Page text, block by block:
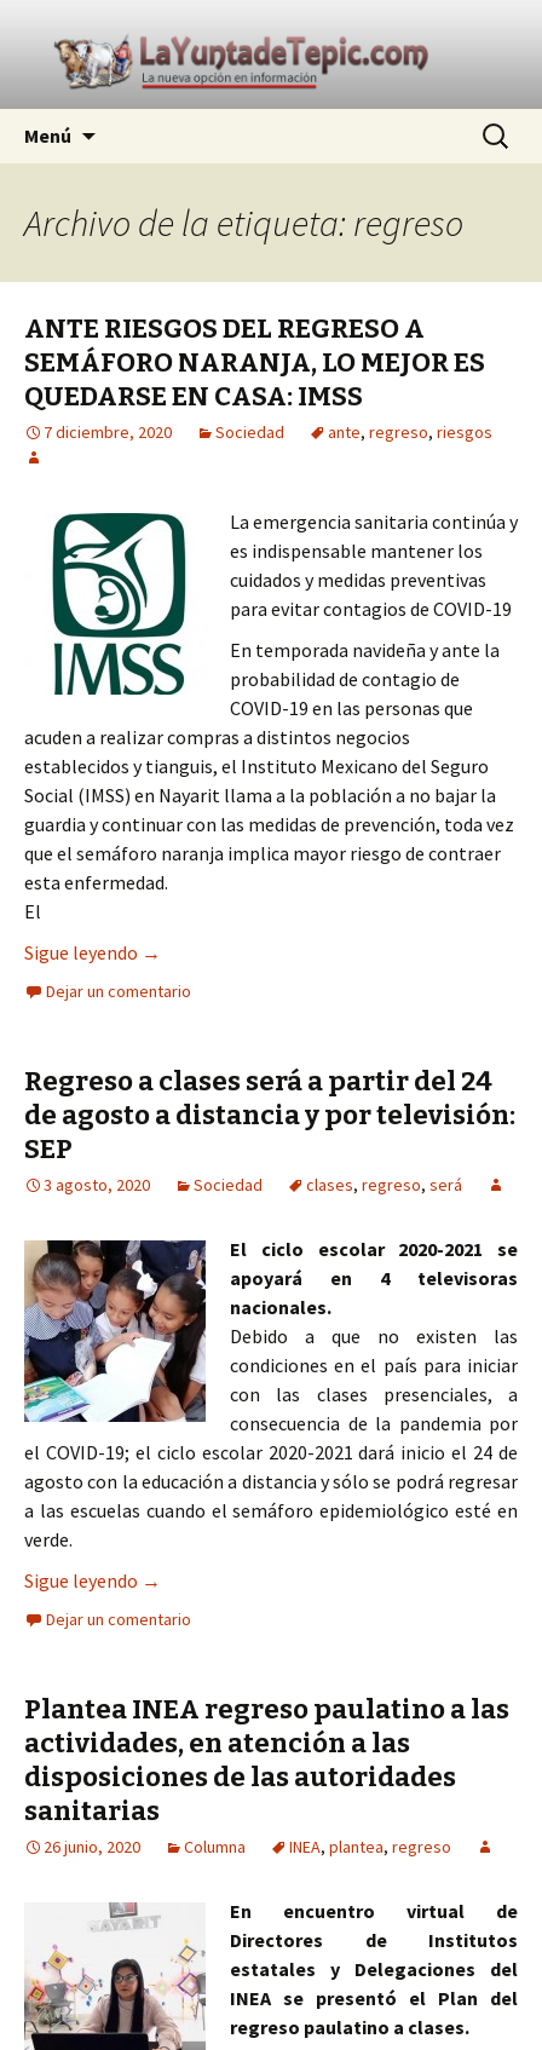
La Yunta de Tepic
La nueva opción en información
Menú Buscar:
Archivo de la etiqueta: regreso
ANTE RIESGOS DEL REGRESO A
SEMÁFORO NARANJA, LO MEJOR ES
QUEDARSE EN CASA: IMSS
7 diciembre, 2020 Sociedad ante, regreso, riesgos
La emergencia sanitaria continúa y
es indispensable mantener los
cuidados y medidas preventivas
para evitar contagios de COVID-19
En temporada navideña y ante la
probabilidad de contagio de
COVID-19 en las personas que
acuden a realizar compras a distintos negocios
establecidos y tianguis, el Instituto Mexicano del Seguro
Social (IMSS) en Nayarit llama a la población a no bajar la
guardia y continuar con las medidas de prevención, toda vez
que el semáforo naranja implica mayor riesgo de contraer
esta enfermedad.
El
Sigue leyendo ANTE RIESGOS DEL REGRESO A SEMÁFORO
→
Dejar un comentario
Regreso a clases será a partir del 24
de agosto a distancia y por televisión:
SEP
3 agosto, 2020 Sociedad clases, regreso, será
El ciclo escolar 2020-2021 se
apoyará en 4 televisoras
nacionales.
Debido a que no existen las
condiciones en el país para iniciar
con las clases presenciales, a
consecuencia de la pandemia por
el COVID-19; el ciclo escolar 2020-2021 dará inicio el 24 de
agosto con la educación a distancia y sólo se podrá regresar
a las escuelas cuando el semáforo epidemiológico esté en
verde.
Sigue leyendo Regreso a clases será a partir del 24 de agosto
→
Dejar un comentario
Plantea INEA regreso paulatino a las
actividades, en atención a las
disposiciones de las autoridades
sanitarias
26 junio, 2020 Columna INEA, plantea, regreso
En encuentro virtual de
Directores de Institutos
estatales y Delegaciones del
INEA se presentó el Plan del
regreso paulatino a clases.